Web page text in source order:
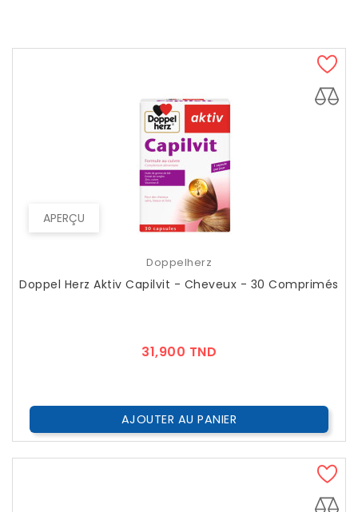
APERÇU
Doppelherz
Doppel Herz Aktiv Capilvit - Cheveux - 30 Comprimés
31,900 TND
AJOUTER AU PANIER